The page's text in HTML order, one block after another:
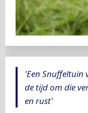
'Een Snuffeltuin
de tijd om die
en rust'